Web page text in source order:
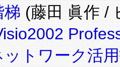
梯 (藤田 眞作 /
トワーク活